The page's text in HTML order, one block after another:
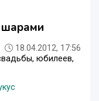
18.04.2012, 17:56
юбилеев,